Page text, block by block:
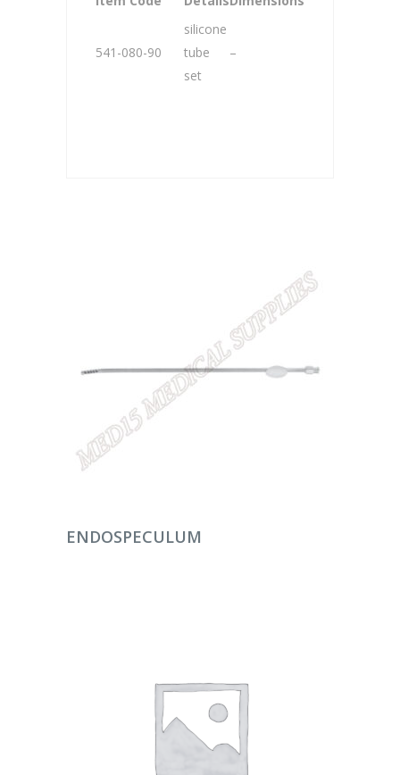
541-080-90
silicone
tube
set
–
DEVAMINI OKU
ENDOSPECULUM